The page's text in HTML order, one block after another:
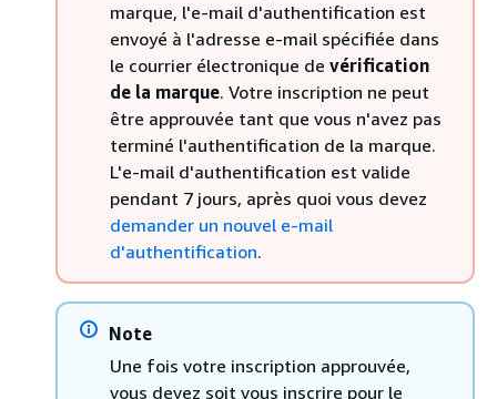
marque, l'e-mail d'authentification est
envoyé à l'adresse e-mail spécifiée dans
le courrier électronique de vérification
de la marque. Votre inscription ne peut
être approuvée tant que vous n'avez pas
terminé l'authentification de la marque.
L'e-mail d'authentification est valide
pendant 7 jours, après quoi vous devez
demander un nouvel e-mail
d'authentification.
Note
Une fois votre inscription approuvée,
vous devez soit vous inscrire pour le